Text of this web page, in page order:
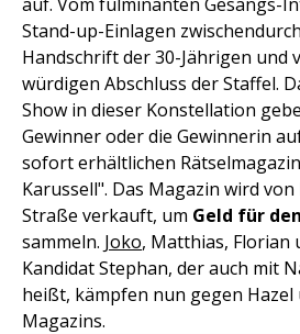
Stand-up-Einlagen
Handschrift der 30-Jährigen und
würdigen Abschluss der Staffel.
Show in dieser Konstellation
Gewinner oder die Gewinnerin
sofort erhältlichen
Karussell". Das Magazin wird
Straße verkauft, um Geld für
sammeln. Joko, Matthias, Florian
Kandidat Stephan, der auch mit
heißt, kämpfen nun gegen Hazel
Magazins.